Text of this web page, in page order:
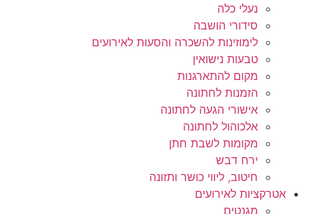
נעלי כלה
סידורי הושבה
לימוזינות להשכרה והסעות לאירועים
טבעות נישואין
מקום להתארגנות
הזמנות לחתונה
אישורי הגעה לחתונה
אלכוהול לחתונה
מקומות לשבת חתן
ירח דבש
חיטוב, ליווי כושר ותזונה
אטרקציות לאירועים
מגנטים